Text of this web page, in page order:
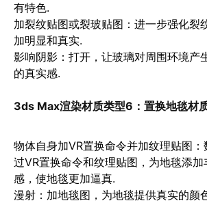
有特色.
加裂纹贴图或裂玻贴图 ：进一步强化裂
加明显和真实.
影响阴影 ：打开，让玻璃对周围环境产
的真实感.
3ds Max渲染材质类型6： 置换地毯材
物体自身加VR置换命令并加纹理贴图
过VR置换命令和纹理贴图，为地毯添
感，使地毯更加逼真.
漫射 ：加地毯图，为地毯提供真实的颜